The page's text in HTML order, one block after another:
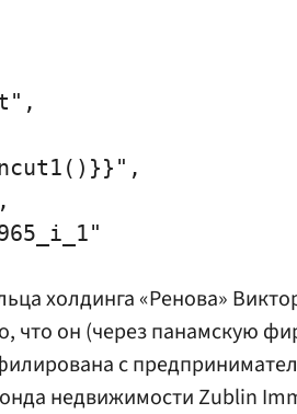
холдинга «Ренова»
что он (через панамскую
с
недвижимости Zublin